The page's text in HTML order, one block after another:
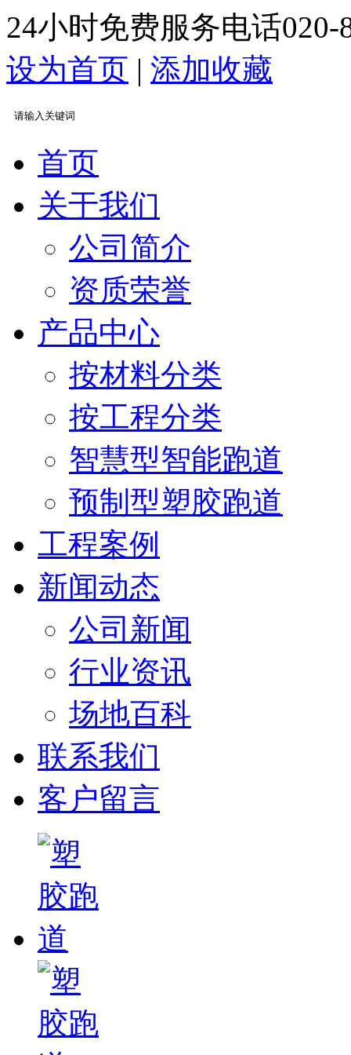
24小时免费服务电话020-
设为首页 | 添加收藏
首页
关于我们
公司简介
资质荣誉
产品中心
按材料分类
按工程分类
智慧型智能跑道
预制型塑胶跑道
工程案例
新闻动态
公司新闻
行业资讯
场地百科
联系我们
客户留言